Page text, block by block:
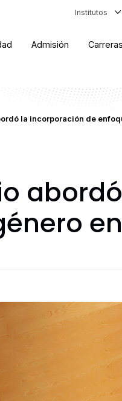
Institutos
Admisión Carreras
la incorporación de